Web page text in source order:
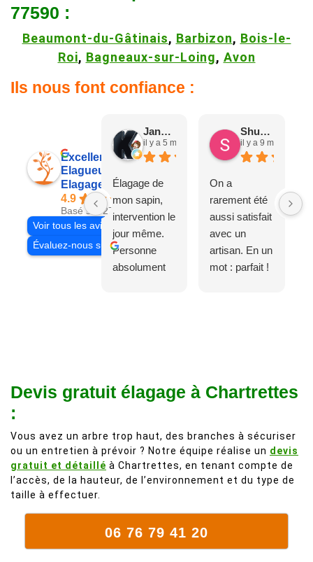
77590 :
Beaumont-du-Gâtinais, Barbizon, Bois-le-
Roi, Bagneaux-sur-Loing, Avon
Ils nous font confiance :
Excellent
Elagueur 77
Elagage Villiers
4.9
Basé sur 27 avis
Voir tous les avis
Évaluez-nous sur
Jane D.
il y a 5 mois
Élagage de
mon sapin,
intervention le
jour même.
Personne
absolument
fait plus!
Shuang & Jean K.
il y a 9 mois
On a
rarement été
aussi satisfait
avec un
artisan. En un
mot : parfait !
chez les
voisins et
mort. C'est
délicat parce
que c'est un
arbre qui
remarquable,
Devis gratuit élagage à Chartrettes
:
Vous avez un arbre trop haut, des branches à sécuriser
ou un entretien à prévoir ? Notre équipe réalise un devis
gratuit et détaillé à Chartrettes, en tenant compte de
l’accès, de la hauteur, de l’environnement et du type de
taille à effectuer.
06 76 79 41 20